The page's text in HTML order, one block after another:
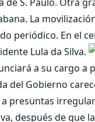
La
periódico. En el
Lula da Silva.
a su cargo a
del Gobierno
presuntas
después de que